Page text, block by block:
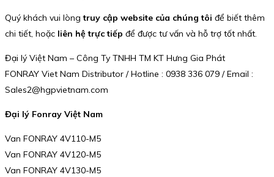
Quý khách vui lòngtruy cập website của chúng tôi để biết thêm
chi tiết, hoặc liên hệ trực tiếp để được tư vấn và hỗ trợ tốt nhất.
Đại lý Việt Nam – Công Ty TNHH TM KT Hưng Gia Phát
FONRAY Viet Nam Distributor / Hotline : 0938 336 079 / Email :
Sales2@hgpvietnam.com
Đại lý Fonray Việt Nam
Van FONRAY 4V110-M5
Van FONRAY 4V120-M5
Van FONRAY 4V130-M5